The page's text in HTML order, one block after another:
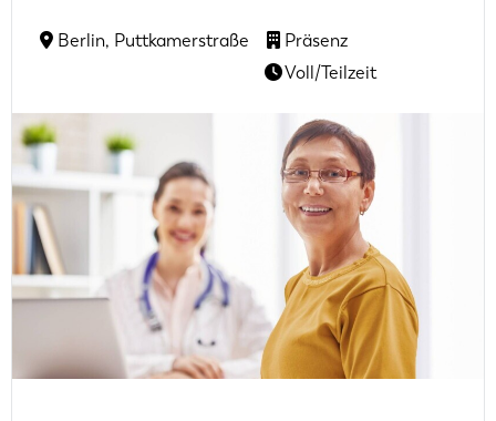
Berlin, Puttkamerstraße
Präsenz
Voll/Teilzeit